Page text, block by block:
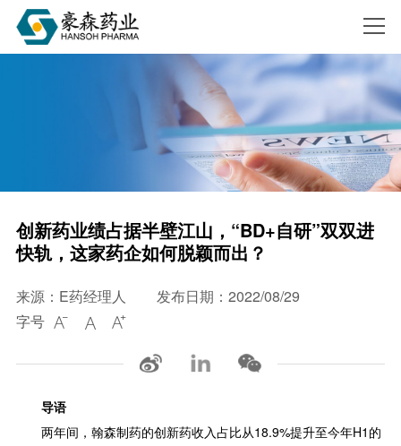
创新药业绩占据半壁江山，“BD+自研”双双进
快轨，这家药企如何脱颖而出？
来源：E药经理人
发布日期：2022/08/29
字号
  
导语
两年间，翰森制药的创新药收入占比从18.9%提升至今年H1的